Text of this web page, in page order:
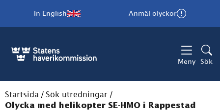
In English Anmäl olyckor
Meny Sök
Startsida / Sök utredningar /
Olycka med helikopter SE-HMO i Rappestad